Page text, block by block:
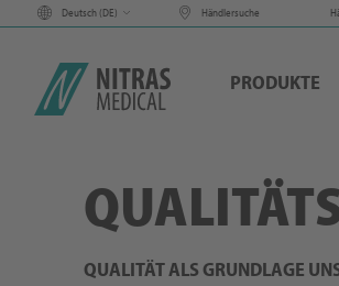
Deutsch (DE) Händlersuche
PRODUKTE
QUALITÄT ALS GRUNDLAGE